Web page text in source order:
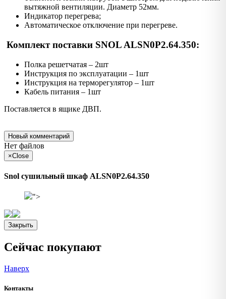
вытяжной вентиляции. Диаметр 52мм.
Индикатор перегрева;
Автоматическое отключение при перегреве.
Комплект поставки SNOL ALSN0P2.64.350:
Полка решетчатая – 2шт
Инструкция по эксплуатации – 1шт
Инструкция на терморегулятор – 1шт
Кабель питания – 1шт
Поставляется в ящике ДВП.
Новый комментарий
Нет файлов
×Close
Snol сушильный шкаф ALSN0P2.64.350
">
Закрыть
Сейчас покупают
Наверх
Контакты